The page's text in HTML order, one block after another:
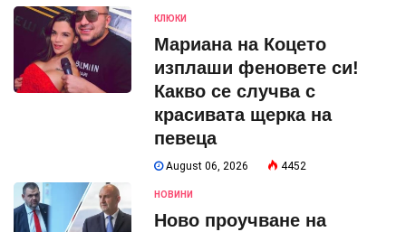
КЛЮКИ
Мариана на Коцето
изплаши феновете си!
Какво се случва с
красивата щерка на
певеца
August 06, 2026 4452
НОВИНИ
Ново проучване на